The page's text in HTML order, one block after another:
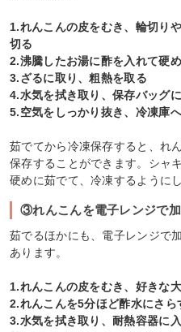
1.れんこんの皮をむき、輪切り
切る
2.沸騰したお湯に酢を入れて硬
3.ざるに取り、粗熱を取る
4.水気を拭き取り、保存バッグ
5.空気をしっかり抜き、冷凍庫
茹でてから冷凍保存すると、れ
保存することができます。シャ
硬めに茹でて、冷凍するように
③れんこんを電子レンジで
茹でるほかにも、電子レンジで
あります。
1.れんこんの皮をむき、好きな
2.れんこんを5分ほど酢水にさら
3.水気を拭き取り、耐熱容器に